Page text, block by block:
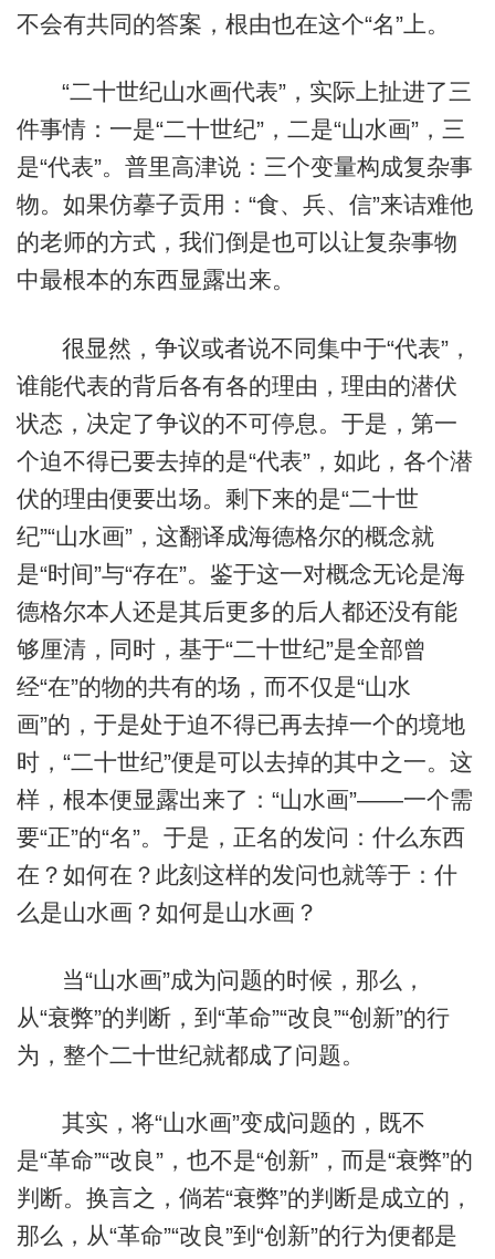
不会有共同的答案，根由也在这个“名”上。
“二十世纪山水画代表”，实际上扯进了三
件事情：一是“二十世纪”，二是“山水画”，三
是“代表”。普里高津说：三个变量构成复杂事
物。如果仿摹子贡用：“食、兵、信”来诘难他
的老师的方式，我们倒是也可以让复杂事物
中最根本的东西显露出来。
很显然，争议或者说不同集中于“代表”，
谁能代表的背后各有各的理由，理由的潜伏
状态，决定了争议的不可停息。于是，第一
个迫不得已要去掉的是“代表”，如此，各个潜
伏的理由便要出场。剩下来的是“二十世
纪”“山水画”，这翻译成海德格尔的概念就
是“时间”与“存在”。鉴于这一对概念无论是海
德格尔本人还是其后更多的后人都还没有能
够厘清，同时，基于“二十世纪”是全部曾
经“在”的物的共有的场，而不仅是“山水
画”的，于是处于迫不得已再去掉一个的境地
时，“二十世纪”便是可以去掉的其中之一。这
样，根本便显露出来了：“山水画”——一个需
要“正”的“名”。于是，正名的发问：什么东西
在？如何在？此刻这样的发问也就等于：什
么是山水画？如何是山水画？
当“山水画”成为问题的时候，那么，
从“衰弊”的判断，到“革命”“改良”“创新”的行
为，整个二十世纪就都成了问题。
其实，将“山水画”变成问题的，既不
是“革命”“改良”，也不是“创新”，而是“衰弊”的
判断。换言之，倘若“衰弊”的判断是成立的，
那么，从“革命”“改良”到“创新”的行为便都是